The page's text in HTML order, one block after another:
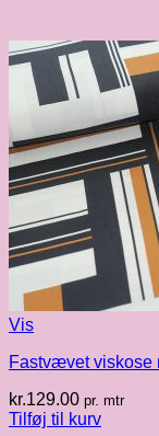
Vis
Fastvævet viskose
kr.129.00 pr. mtr
Tilføj til kurv